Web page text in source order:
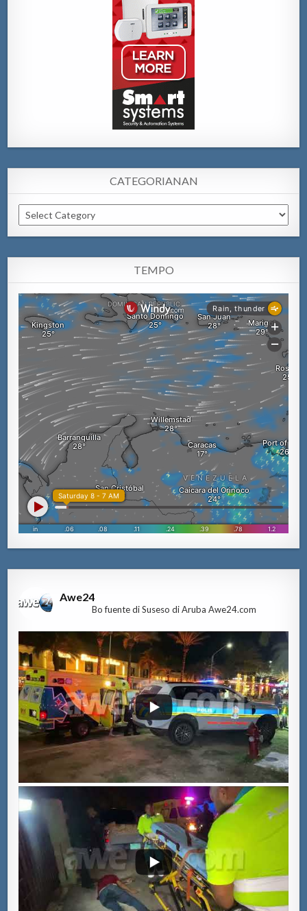
CATEGORIANAN
Categorianan
TEMPO
Awe24
Bo fuente di Suseso di Aruba Awe24.com